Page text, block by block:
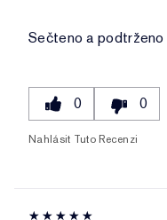
Sečteno a podtrženo
0 0
Nahlásit Tuto Recenzi